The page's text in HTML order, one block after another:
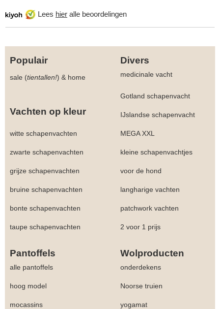
Lees hier alle beoordelingen
Populair Divers
sale (tientallen!) & home medicinale vacht
Gotland schapenvacht
Vachten op kleur IJslandse schapenvacht
witte schapenvachten MEGA XXL
zwarte schapenvachten kleine schapenvachtjes
grijze schapenvachten voor de hond
bruine schapenvachten langharige vachten
bonte schapenvachten patchwork vachten
taupe schapenvachten 2 voor 1 prijs
Pantoffels Wolproducten
alle pantoffels onderdekens
hoog model Noorse truien
mocassins yogamat